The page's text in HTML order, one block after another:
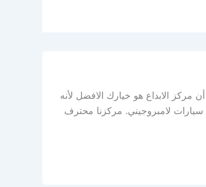
الابداع هو خيارك الافضل لأنه
لامبروجيني. مركزنا محترف